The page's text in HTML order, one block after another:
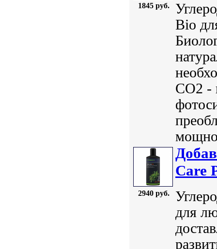
1845 руб.
Bio
СО2 -
2940 руб.
Care
для